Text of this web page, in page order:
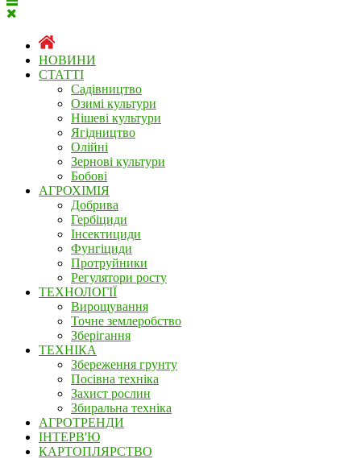
НОВИНИ
СТАТТІ
Садівництво
Озимі культури
Нішеві культури
Ягідництво
Олійні
Зернові культури
Бобові
АГРОХІМІЯ
Добрива
Гербіциди
Інсектициди
Фунгіциди
Протруйники
Регулятори росту
ТЕХНОЛОГІЇ
Вирощування
Точне землеробство
Зберігання
ТЕХНІКА
Збереження грунту
Посівна техніка
Захист рослин
Збиральна техніка
АГРОТРЕНДИ
ІНТЕРВ'Ю
КАРТОПЛЯРСТВО